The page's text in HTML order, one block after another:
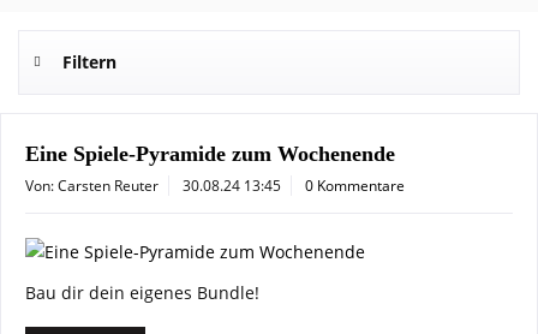
Filtern
Eine Spiele-Pyramide zum Wochenende
Von: Carsten Reuter 30.08.24 13:45 0 Kommentare
Bau dir dein eigenes Bundle!